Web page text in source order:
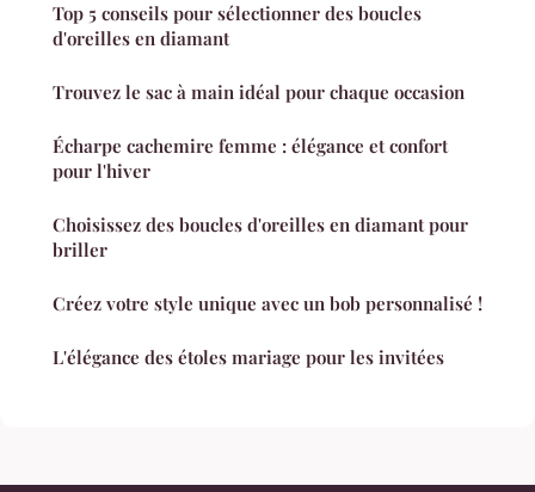
Top 5 conseils pour sélectionner des boucles
d'oreilles en diamant
Trouvez le sac à main idéal pour chaque occasion
Écharpe cachemire femme : élégance et confort
pour l'hiver
Choisissez des boucles d'oreilles en diamant pour
briller
Créez votre style unique avec un bob personnalisé !
L'élégance des étoles mariage pour les invitées